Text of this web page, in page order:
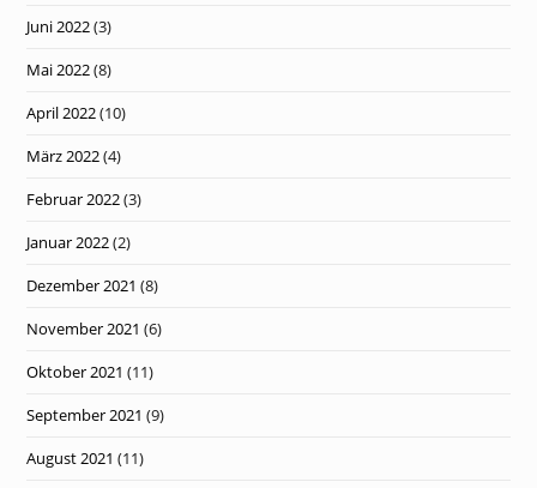
Juni 2022(3)
Mai 2022(8)
April 2022(10)
März 2022(4)
Februar 2022(3)
Januar 2022(2)
Dezember 2021 (8)
November 2021 (6)
Oktober 2021 (11)
September 2021 (9)
August 2021 (11)